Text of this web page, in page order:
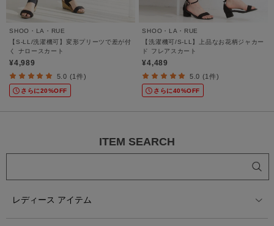
SHOO・LA・RUE
【S-LL/洗濯機可】変形プリーツで差が付
く ナロースカート
¥4,989
5.0 (1件)
さらに20%OFF
SHOO・LA・RUE
【洗濯機可/S-LL】上品なお花柄ジャカー
ド フレアスカート
¥4,489
5.0 (1件)
さらに40%OFF
ITEM SEARCH
レディース アイテム